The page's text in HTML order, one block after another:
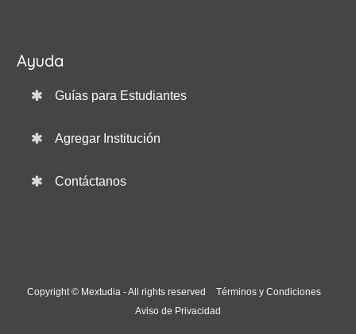
Ayuda
Guías para Estudiantes
Agregar Institución
Contáctanos
Copyright © Mextudia - All rights reserved
Términos y Condiciones
Aviso de Privacidad